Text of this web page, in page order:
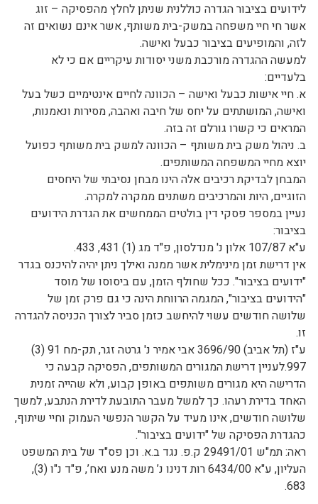
לידועים בציבור הגדרה כוללנית שניתן לחלץ מהפסיקה – זוג
אשר חי חיי משפחה במשק-בית משותף, אשר אינם נשואים זה
לזה, והמופיעים בציבור כבעל ואישה.
למעשה ההגדרה מורכבת משני יסודות עיקריים אם כי לא
בלעדיים:
א. חיי אישות כבעל ואישה – הכוונה לחיים אינטימיים כשל בעל
ואישה, המושתתים על יחס של חיבה ואהבה, מסירות ונאמנות,
המראים כי קשרו גורלם זה בזה.
ב. ניהול משק בית משותף – הכוונה למשק בית משותף כפועל
יוצא מחיי המשפחה המשותפים.
המבחן לבדיקת רכיבים אלה הינו מבחן נסיבתי של היחסים
הזוגיים, היות והמרכיבים משתנים ממקרה למקרה.
נעיין במספר פסקי דין בולטים הממחשים את הגדרת הידועים
בציבור:
ע"א 107/87 אלון נ' מנדלסון, פ"ד מג (1) 431, 433.
אין דרישת זמן מינימלית אשר ממנה ואילך ניתן יהיה להיכנס בגדר
"ידועים בציבור". ככל שחולף הזמן, עם ביסוסו של מוסד
"הידועים בציבור", המגמה הרווחת הינה כי גם פרק זמן של
שלושה חודשים עשוי להיחשב כזמן סביר לצורך הכניסה להגדרה
זו.
ע"ז (תל אביב) 3696/90 אבי אמיר נ' גרטה זגר, תק-מח 91 (3)
997.לעניין דרישת המגורים המשותפים, הפסיקה קבעה כי
הדרישה היא מגורים משותפים באופן קבוע, ולא שהייה זמנית
האחד בדירת רעהו. כך למשל מעבר התובעת לדירת הנתבע, למשך
שלושה חודשים, אינו מעיד על הקשר הנפשי העמוק וחיי שיתוף,
כהגדרת הפסיקה של "ידועים בציבור".
ראה: תמ"ש 29491/01 ק.פ. נגד ב.א. וכן פס"ד של בית המשפט
העליון, ע"א 6434/00 רות דנינו נ’ משה מנע ואח’, פ"ד נ"ו (3),
683.